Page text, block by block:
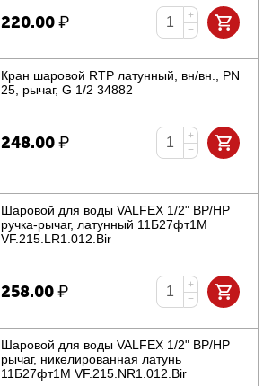
220.00₽
+
−
Кран шаровой RTP латунный, вн/вн., PN
25, рычаг, G 1/2 34882
248.00₽
+
−
Шаровой для воды VALFEX 1/2" ВР/НР
ручка-рычаг, латунный 11Б27фт1М
VF.215.LR1.012.Bir
258.00₽
+
−
Шаровой для воды VALFEX 1/2" ВР/НР
рычаг, никелированная латунь
11Б27фт1М VF.215.NR1.012.Bir